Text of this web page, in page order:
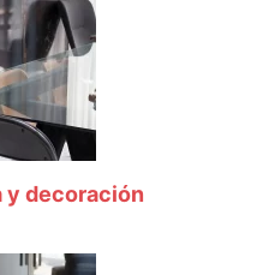
decoración